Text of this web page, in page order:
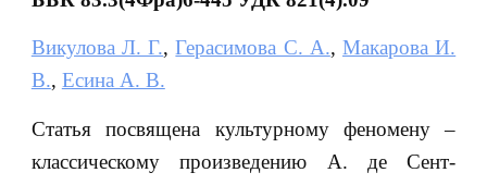
Викулова Л. Г.,Герасимова С. А.,Макарова И.
В., Есина А. В.
Статья посвящена культурному феномену –
классическому произведению А. де Сент-